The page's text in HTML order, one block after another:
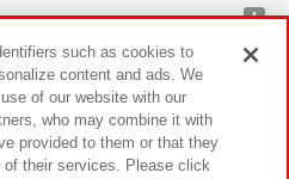
such as cookies to
content and ads. We
of our website with our
who may combine it with
provided to them or that they
of their services. Please click